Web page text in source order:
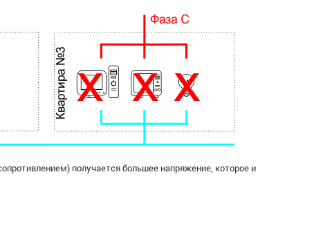
получается большее напряжение, которое и